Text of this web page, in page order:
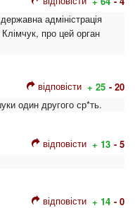
адміністрація
про цей орган
відповісти + 25 - 20
один другого ср*ть.
відповісти + 13 - 5
відповісти + 14 - 0